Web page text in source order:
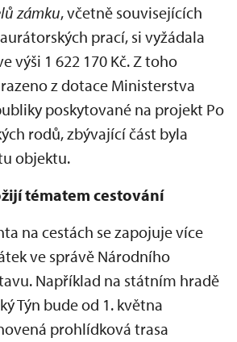
zámku, včetně souvisejících
prací, si vyžádala
výši 1 622 170 Kč. Z toho
z dotace Ministerstva
poskytované na projekt Po
rodů, zbývající část byla
objektu.
tématem cestování
na cestách se zapojuje více
ve správě Národního
Například na státním hradě
Týn bude od 1. května
prohlídková trasa